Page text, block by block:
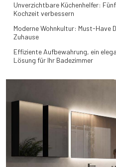
Unverzichtbare Küchenhelfer:
Kochzeit verbessern
Moderne Wohnkultur: Must-Have
Zuhause
Effiziente Aufbewahrung, ein
Lösung für Ihr Badezimmer